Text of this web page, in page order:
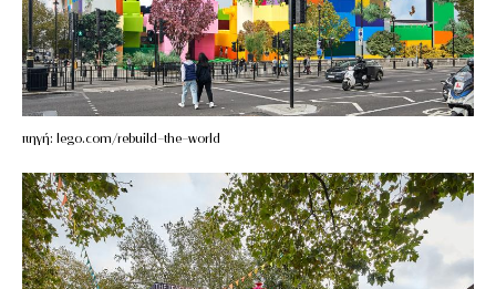
πηγή: lego.com/rebuild-the-world